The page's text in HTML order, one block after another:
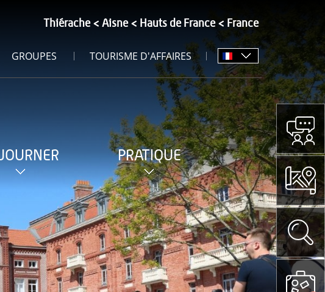
Thiérache Aisne Hauts de France France
GROUPES TOURISME D'AFFAIRES
PRATIQUE